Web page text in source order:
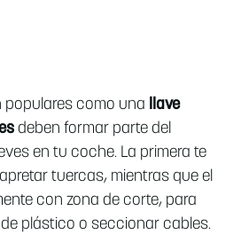
populares como una llave
deben formar parte del
en tu coche. La primera te
tuercas, mientras que el
con zona de corte, para
plástico o seccionar cables.